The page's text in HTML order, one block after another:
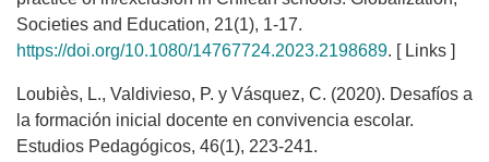
Societies and Education, 21(1), 1-17.
https://doi.org/10.1080/14767724.2023.2198689. [ Links ]
Loubiès, L., Valdivieso, P. y Vásquez, C. (2020). Desafíos a
la formación inicial docente en convivencia escolar.
Estudios Pedagógicos, 46(1), 223-241.